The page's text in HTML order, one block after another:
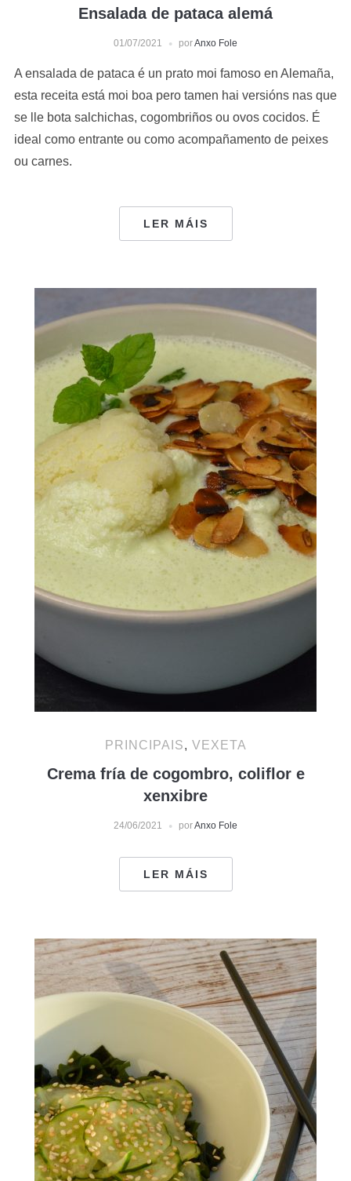
Ensalada de pataca alemá
01/07/2021 porAnxo Fole
A ensalada de pataca é un prato moi famoso en Alemaña,
esta receita está moi boa pero tamen hai versións nas que
se lle bota salchichas, cogombriños ou ovos cocidos. É
ideal como entrante ou como acompañamento de peixes
ou carnes.
LER MÁIS
PRINCIPAIS, VEXETA
Crema fría de cogombro, coliflor e
xenxibre
24/06/2021 porAnxo Fole
LER MÁIS